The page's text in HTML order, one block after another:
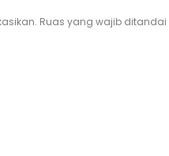
Ruas yang wajib ditandai